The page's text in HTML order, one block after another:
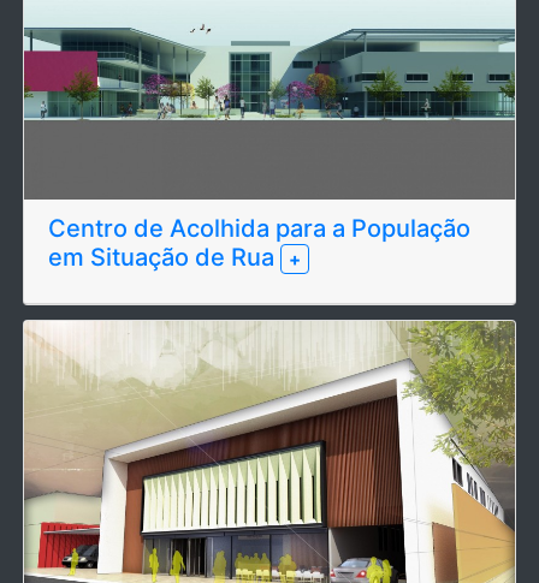
Centro de Acolhida para a População
em Situação de Rua
+